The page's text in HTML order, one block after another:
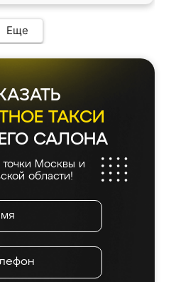
Еще
ТАКСИ
САЛОНА
Москвы и
области!